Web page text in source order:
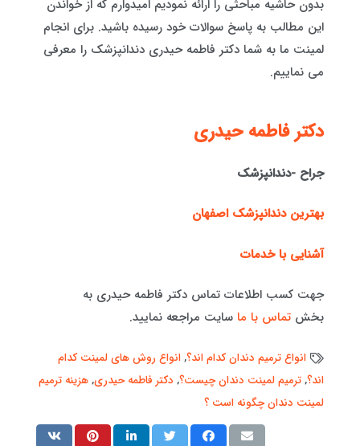
بدون حاشیه مباحثی را ارائه نمودیم امیدوارم که از خواندن
این مطالب به پاسخ سوالات خود رسیده باشید. برای انجام
لمینت ما به شما دکتر فاطمه حیدری دندانپزشک را معرفی
می نماییم.
دكتر فاطمه حيدری
جراح -دندانپزشک
بهترین دندانپزشک اصفهان
آشنایی با خدمات
جهت کسب اطلاعات تماس دکتر فاطمه حیدری به
بخش تماس با ما سایت مراجعه نمایید.
انواع ترمیم دندان کدام اند؟,انواع روش های لمینت کدام
اند؟,ترمیم لمینت دندان چیست؟, دکتر فاطمه حیدری,هزینه ترمیم
لمینت دندان چگونه است ؟